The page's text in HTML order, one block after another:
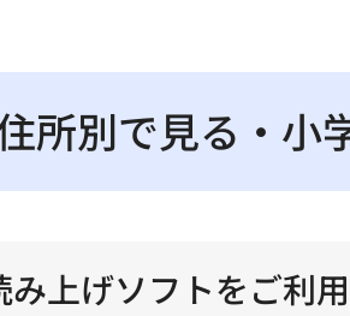
所別で見る・小
み上げソフトをご利